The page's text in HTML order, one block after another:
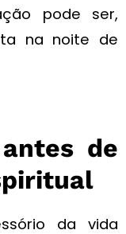
pode ser,
na noite de
de
da vida